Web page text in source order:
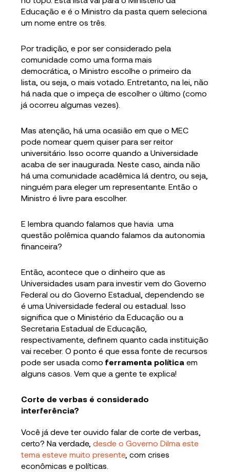
Educação e é o Ministro da pasta quem seleciona
um nome entre os três.
Por tradição, e por ser considerado pela
comunidade como uma forma mais
democrática, o Ministro escolhe o primeiro da
lista, ou seja, o mais votado. Entretanto, na lei, não
há nada que o impeça de escolher o último (como
já ocorreu algumas vezes).
Mas atenção, há uma ocasião em que o MEC
pode nomear quem quiser para ser reitor
universitário. Isso ocorre quando a Universidade
acaba de ser inaugurada. Neste caso, ainda não
há uma comunidade acadêmica lá dentro, ou seja,
ninguém para eleger um representante. Então o
Ministro é livre para escolher.
E lembra quando falamos que havia uma
questão polêmica quando falamos da autonomia
financeira?
Então, acontece que o dinheiro que as
Universidades usam para investir vem do Governo
Federal ou do Governo Estadual, dependendo se
é uma Universidade federal ou estadual. Isso
significa que o Ministério da Educação ou a
Secretaria Estadual de Educação,
respectivamente, definem quanto cada instituição
vai receber. O ponto é que essa fonte de recursos
pode ser usada como ferramenta política em
alguns casos. Vem que a gente te explica!
Corte de verbas é considerado
interferência?
Você já deve ter ouvido falar de corte de verbas,
certo? Na verdade,desde o Governo Dilma este
tema esteve muito presente, com crises
econômicas e políticas.